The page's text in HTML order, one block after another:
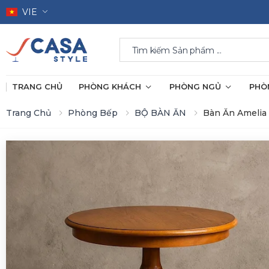
VIE
Search
TRANG CHỦ PHÒNG KHÁCH PHÒNG NGỦ
Trang Chủ Phòng Bếp BỘ BÀN ĂN Bàn Ăn Amelia